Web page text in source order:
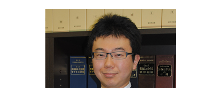
相続 いとこ
相続 アパート
相続 売却 税金
相続 同居期間
相続 受け取り方
相続 相談 目黒区
生前 不動産相続
不動産相続 課税価格
不動産相続 海外在住
不動産相続 代償分割
遺産 渡したくない
不動産相続 売却